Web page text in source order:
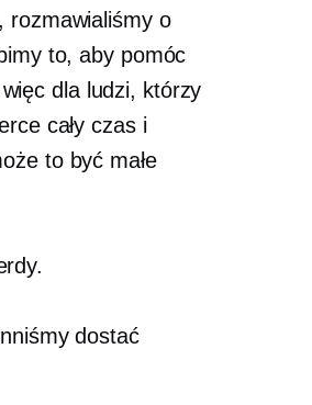
rozmawialiśmy o
to, aby pomóc
dla ludzi, którzy
cały czas i
to być małe
dostać